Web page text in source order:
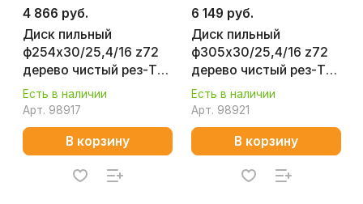
4 866 руб.
Диск пильный
ф254х30/25,4/16 z72
дерево чистый рез-Т
FELISATT 40027
Есть в наличии
Арт. 98917
В корзину
6 149 руб.
Диск пильный
ф305х30/25,4/16 z72
дерево чистый рез-Т
FELISATT 40030
Есть в наличии
Арт. 98921
В корзину